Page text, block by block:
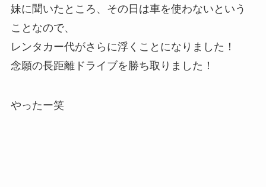
妹に聞いたところ、その日は車を使わないという
ことなので、
レンタカー代がさらに浮くことになりました！
念願の長距離ドライブを勝ち取りました！
やったー笑